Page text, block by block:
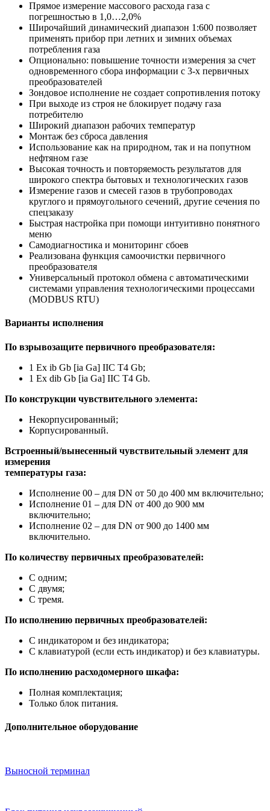
Прямое измерение массового расхода газа с
погрешностью в 1,0…2,0%
Широчайший динамический диапазон 1:600 позволяет
применять прибор при летних и зимних объемах
потребления газа
Опционально: повышение точности измерения за счет
одновременного сбора информации с 3-х первичных
преобразователей
Зондовое исполнение не создает сопротивления потоку
При выходе из строя не блокирует подачу газа
потребителю
Широкий диапазон рабочих температур
Монтаж без сброса давления
Использование как на природном, так и на попутном
нефтяном газе
Высокая точность и повторяемость результатов для
широкого спектра бытовых и технологических газов
Измерение газов и смесей газов в трубопроводах
круглого и прямоугольного сечений, другие сечения по
спецзаказу
Быстрая настройка при помощи интуитивно понятного
меню
Самодиагностика и мониторинг сбоев
Реализована функция самоочистки первичного
преобразователя
Универсальный протокол обмена с автоматическими
системами управления технологическими процессами
(MODBUS RTU)
Варианты исполнения
По взрывозащите первичного преобразователя:
1 Ex ib Gb [ia Ga] IIC T4 Gb;
1 Ex dib Gb [ia Ga] IIC T4 Gb.
По конструкции чувствительного элемента:
Некорпусированный;
Корпусированный.
Встроенный/вынесенный чувствительный элемент для
измерения
температуры газа:
Исполнение 00 – для DN от 50 до 400 мм включительно;
Исполнение 01 – для DN от 400 до 900 мм
включительно;
Исполнение 02 – для DN от 900 до 1400 мм
включительно.
По количеству первичных преобразователей:
С одним;
С двумя;
С тремя.
По исполнению первичных преобразователей:
С индикатором и без индикатора;
С клавиатурой (если есть индикатор) и без клавиатуры.
По исполнению расходомерного шкафа:
Полная комплектация;
Только блок питания.
Дополнительное оборудование
Выносной терминал